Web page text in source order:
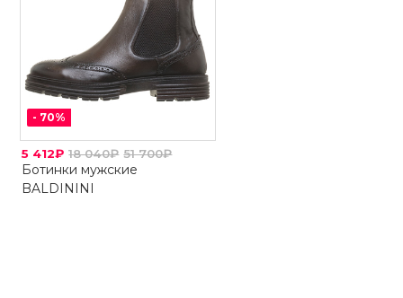
- 70%
5 412₽ 18 040₽ 51 700₽
Ботинки мужские
BALDININI